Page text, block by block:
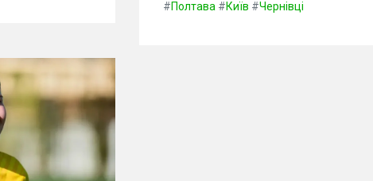
#Полтава #Київ #Чернівці